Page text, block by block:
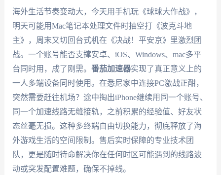
海外生活节奏变动大，今天用手机玩《球球大作战》，
明天可能用Mac笔记本处理文件时抽空打《波克斗地
主》，周末又切回台式机在《决战！平安京》里激烈团
战。一个账号能否支撑安卓、iOS、Windows、mac多平
台同时用，成了刚需。 番茄加速器实现了真正意义上的
一人多端设备同时使用。在悉尼家中连接PC激战正酣，
突然需要赶往机场？途中掏出iPhone继续用同一个账号、
同一个加速线路无缝接轨，之前积累的经验值、好友状
态丝毫无损。这种多终端自由切换能力，彻底释放了海
外游戏生活的空间限制。售后实时保障的专业技术团
队，更是随时待命解决你在任何时区可能遇到的线路波
动或突发配置难题，确保不掉线。